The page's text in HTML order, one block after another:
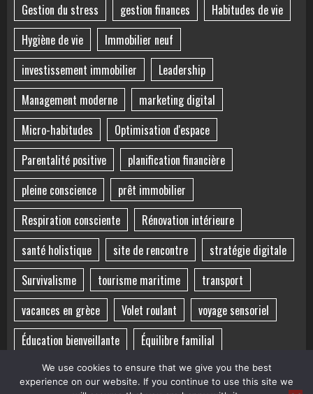
Gestion du stress
gestion finances
Habitudes de vie
Hygiène de vie
Immobilier neuf
investissement immobilier
Leadership
Management moderne
marketing digital
Micro-habitudes
Optimisation d'espace
Parentalité positive
planification financière
pleine conscience
prêt immobilier
Respiration consciente
Rénovation intérieure
santé holistique
site de rencontre
stratégie digitale
Survivalisme
tourisme maritime
transport
vacances en grèce
Volet roulant
voyage sensoriel
Éducation bienveillante
Équilibre familial
Équilibre mental
Équilibre vie-santé îles grecques
We use cookies to ensure that we give you the best
experience on our website. If you continue to use this site we